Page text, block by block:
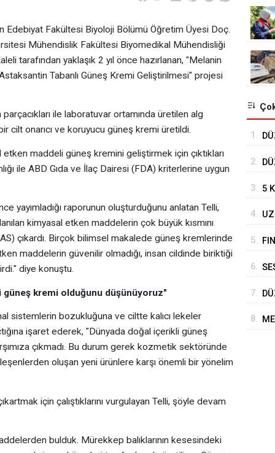
Fakültesi Biyoloji Bölümü Öğretim Üyesi Doç.
Mühendislik Fakültesi Biyomedikal Mühendisliği
tarafından yaklaşık 2 yıl önce hazırlanan, "Melanin
Tabanlı Güneş Kremi Geliştirilmesi" projesi
ile laboratuvar ortamında üretilen alg
cilt onarıcı ve koruyucu güneş kremi üretildi.
etken maddeli güneş kremini geliştirmek için çıktıkları
ile ABD Gıda ve İlaç Dairesi (FDA) kriterlerine uygun
yayımladığı raporunun oluşturduğunu anlatan Telli,
kimyasal etken maddelerin çok büyük kısmını
çıkardı. Birçok bilimsel makalede güneş kremlerinde
maddelerin güvenilir olmadığı, insan cildinde biriktiği
diye konuştu.
kremi olduğunu düşünüyoruz"
sistemlerin bozukluğuna ve ciltte kalıcı lekeler
işaret ederek, "Dünyada doğal içerikli güneş
çıkmadı. Bu durum gerek kozmetik sektöründe
oluşan yeni ürünlere karşı önemli bir yönelim
için çalıştıklarını vurgulayan Telli, şöyle devam
bulduk. Mürekkep balıklarının kesesindeki
1.
2.
3. 5
4.
5.
6.
7.
8.